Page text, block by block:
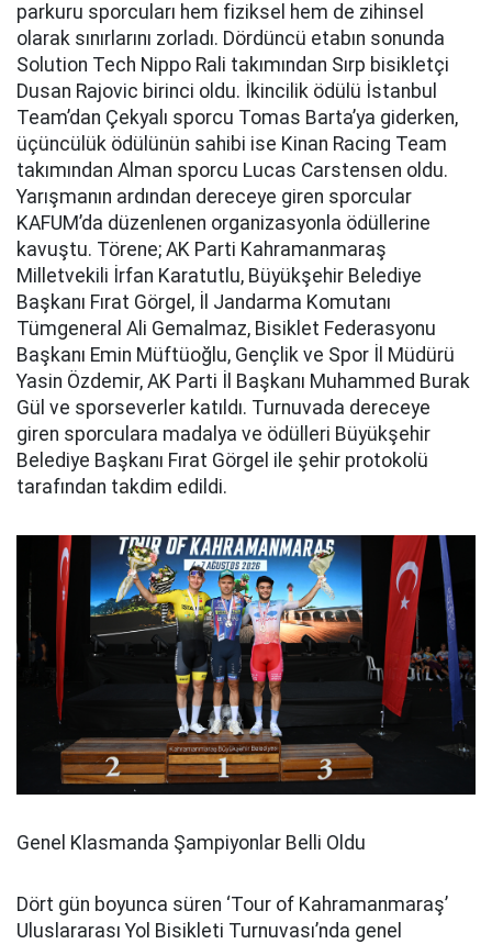
parkuru sporcuları hem fiziksel hem de zihinsel
olarak sınırlarını zorladı. Dördüncü etabın sonunda
Solution Tech Nippo Rali takımından Sırp bisikletçi
Dusan Rajovic birinci oldu. İkincilik ödülü İstanbul
Team’dan Çekyalı sporcu Tomas Barta’ya giderken,
üçüncülük ödülünün sahibi ise Kinan Racing Team
takımından Alman sporcu Lucas Carstensen oldu.
Yarışmanın ardından dereceye giren sporcular
KAFUM’da düzenlenen organizasyonla ödüllerine
kavuştu. Törene; AK Parti Kahramanmaraş
Milletvekili İrfan Karatutlu, Büyükşehir Belediye
Başkanı Fırat Görgel, İl Jandarma Komutanı
Tümgeneral Ali Gemalmaz, Bisiklet Federasyonu
Başkanı Emin Müftüoğlu, Gençlik ve Spor İl Müdürü
Yasin Özdemir, AK Parti İl Başkanı Muhammed Burak
Gül ve sporseverler katıldı. Turnuvada dereceye
giren sporculara madalya ve ödülleri Büyükşehir
Belediye Başkanı Fırat Görgel ile şehir protokolü
tarafından takdim edildi.
Genel Klasmanda Şampiyonlar Belli Oldu
Dört gün boyunca süren ‘Tour of Kahramanmaraş’
Uluslararası Yol Bisikleti Turnuvası’nda genel